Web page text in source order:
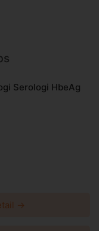
Serologi HbeAg
→